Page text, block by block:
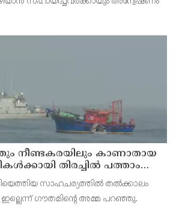
നീണ്ടകരയിലും കാണാതായ
തിരച്ചില്‍ പത്താം
സാഹചര്യത്തില്‍ തല്‍ക്കാലം
ഗൗതമിന്റെ അമ്മ പറഞ്ഞു.